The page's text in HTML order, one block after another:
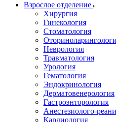
Взрослое отделение
Хирургия
Гинекология
Стоматология
Неврология
Травматология
Урология
Гематология
Эндокринология
Дерматовенерология
Гастроэнторология
Анестезиолого-
Кардиология